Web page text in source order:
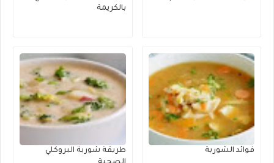
بالكريمة
فوائد الشوربة
طريقة شوربة البروكلي